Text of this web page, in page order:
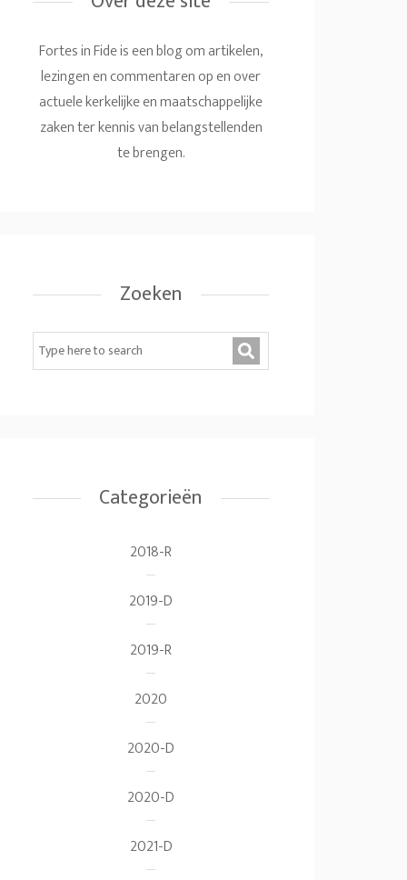
Fortes in Fide is een blog om artikelen,
lezingen en commentaren op en over
actuele kerkelijke en maatschappelijke
zaken ter kennis van belangstellenden
te brengen.
Zoeken
Categorieën
2018-R
2019-D
2019-R
2020
2020-D
2020-D
2021-D